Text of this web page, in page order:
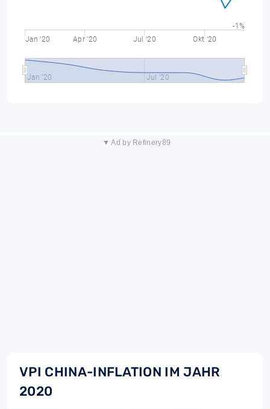
Jan '20 Apr '20 Jul '20 Okt '20
Jan '20 Jul '20
-1%
▼ Ad by Refinery89
VPI CHINA-INFLATION IM JAHR
2020